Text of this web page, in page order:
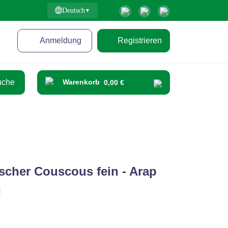
Deutsch
Registrieren
Anmeldung
Warenkorb 0,00 €
Couscous fein - Arap